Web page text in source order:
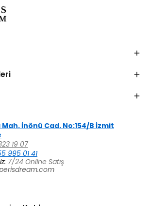
İnönü Cad. No:154/B İzmit
19 07
995 01 41
7/24 Online Satış